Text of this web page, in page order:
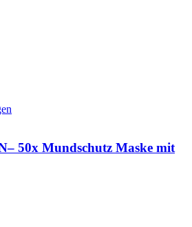
50x Mundschutz Maske mit